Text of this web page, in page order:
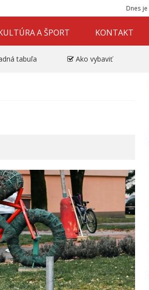
Dnes je
A ŠPORT KONTAKT
tabuľa Ako vybaviť